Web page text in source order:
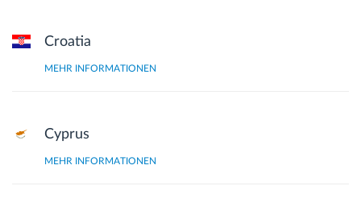
Croatia
MEHR INFORMATIONEN
Cyprus
MEHR INFORMATIONEN